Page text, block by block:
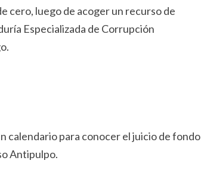
cero, luego de acoger un recurso de
Especializada de Corrupción
calendario para conocer el juicio de fondo
Antipulpo.